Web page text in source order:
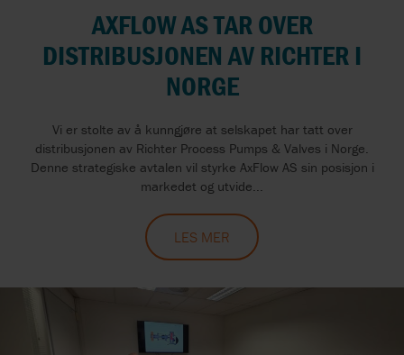
AXFLOW AS TAR OVER
DISTRIBUSJONEN AV RICHTER I
NORGE
Vi er stolte av å kunngjøre at selskapet har tatt over
distribusjonen av Richter Process Pumps & Valves i Norge.
Denne strategiske avtalen vil styrke AxFlow AS sin posisjon i
markedet og utvide...
LES MER